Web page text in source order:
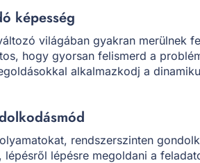
képesség
világában gyakran merülnek
hogy gyorsan felismerd a
alkalmazkodj a
rendszerszinten
lépésről lépésre megoldani a